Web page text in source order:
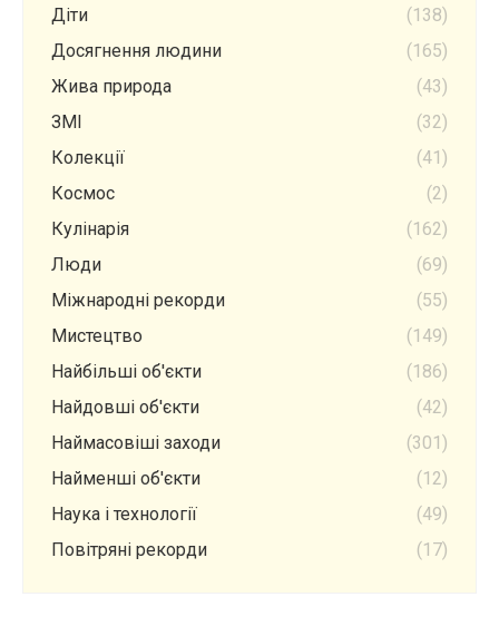
Діти
(138)
Досягнення людини
(165)
Жива природа
(43)
ЗМІ
(32)
Колекції
(41)
Космос
(2)
Кулінарія
(162)
Люди
(69)
Міжнародні рекорди
(55)
Мистецтво
(149)
Найбільші об'єкти
(186)
Найдовші об'єкти
(42)
Наймасовіші заходи
(301)
Найменші об'єкти
(12)
Наука і технології
(49)
Повітряні рекорди
(17)